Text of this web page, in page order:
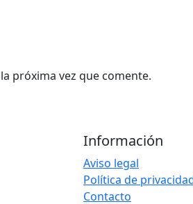
próxima vez que comente.
Información
Aviso legal
Política de
Contacto